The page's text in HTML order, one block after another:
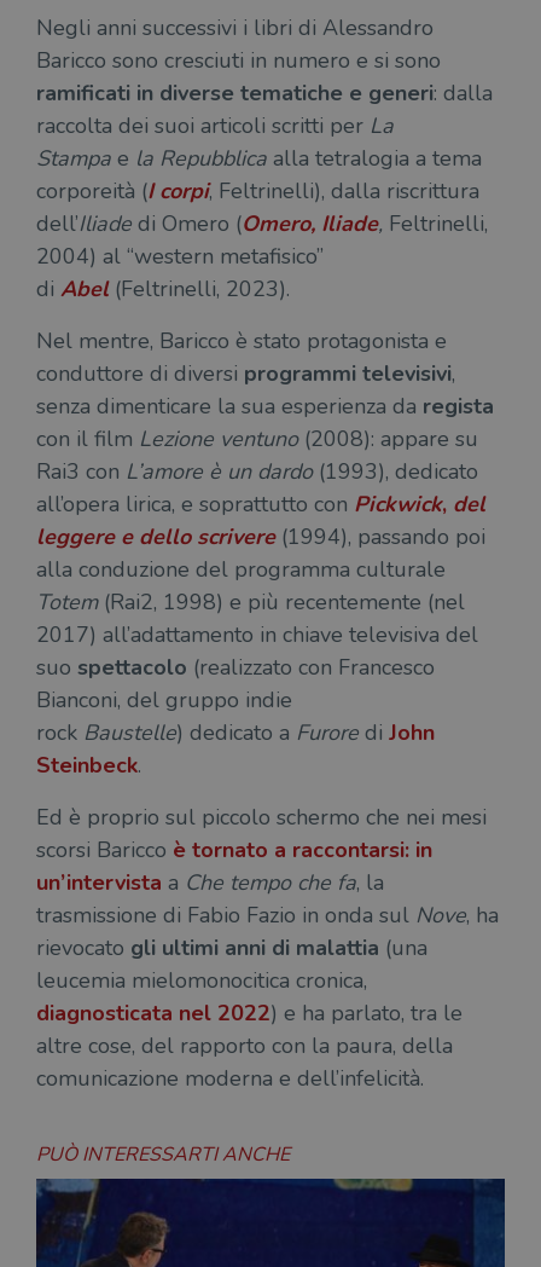
Negli anni successivi i libri di Alessandro
Baricco sono cresciuti in numero e si sono
ramificati in diverse tematiche e generi: dalla
raccolta dei suoi articoli scritti per La
Stampa e la Repubblica alla tetralogia a tema
corporeità (I corpi, Feltrinelli), dalla riscrittura
dell’Iliade di Omero (Omero, Iliade, Feltrinelli,
2004) al “western metafisico”
di Abel (Feltrinelli, 2023).
Nel mentre, Baricco è stato protagonista e
conduttore di diversi programmi televisivi,
senza dimenticare la sua esperienza da regista
con il film Lezione ventuno (2008): appare su
Rai3 con L’amore è un dardo(1993), dedicato
all’opera lirica, e soprattutto con Pickwick, del
leggere e dello scrivere (1994), passando poi
alla conduzione del programma culturale
Totem(Rai2, 1998) e più recentemente (nel
2017) all’adattamento in chiave televisiva del
suo spettacolo (realizzato con Francesco
Bianconi, del gruppo indie
rock Baustelle) dedicato a Furore di John
Steinbeck.
Ed è proprio sul piccolo schermo che nei mesi
scorsi Baricco è tornato a raccontarsi: in
un’intervista a Che tempo che fa, la
trasmissione di Fabio Fazio in onda sul Nove, ha
rievocato gli ultimi anni di malattia (una
leucemia mielomonocitica cronica,
diagnosticata nel 2022) e ha parlato, tra le
altre cose, del rapporto con la paura, della
comunicazione moderna e dell’infelicità.
PUÒ INTERESSARTI ANCHE